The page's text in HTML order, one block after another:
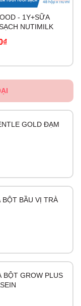
- 1Y+SỮA
NUTIMILK
GOLD ĐẠM
BẦU VỊ TRÀ
BỘT GROW PLUS